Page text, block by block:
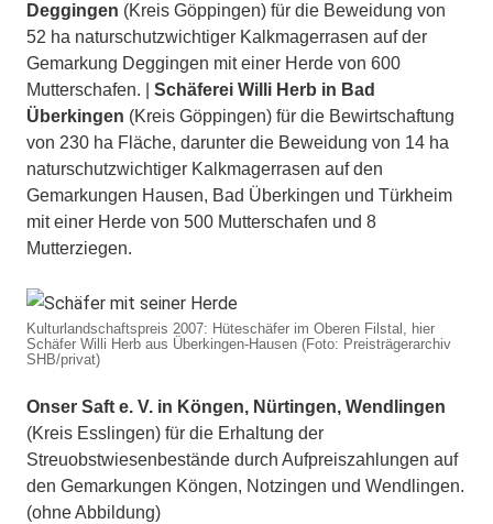
Deggingen (Kreis Göppingen) für die Beweidung von
52 ha naturschutzwichtiger Kalkmagerrasen auf der
Gemarkung Deggingen mit einer Herde von 600
Mutterschafen. | Schäferei Willi Herb in Bad
Überkingen (Kreis Göppingen) für die Bewirtschaftung
von 230 ha Fläche, darunter die Beweidung von 14 ha
naturschutzwichtiger Kalkmagerrasen auf den
Gemarkungen Hausen, Bad Überkingen und Türkheim
mit einer Herde von 500 Mutterschafen und 8
Mutterziegen.
Kulturlandschaftspreis 2007: Hüteschäfer im Oberen Filstal, hier
Schäfer Willi Herb aus Überkingen-Hausen (Foto: Preisträgerarchiv
SHB/privat)
Onser Saft e. V. in Köngen, Nürtingen, Wendlingen
(Kreis Esslingen) für die Erhaltung der
Streuobstwiesenbestände durch Aufpreiszahlungen auf
den Gemarkungen Köngen, Notzingen und Wendlingen.
(ohne Abbildung)